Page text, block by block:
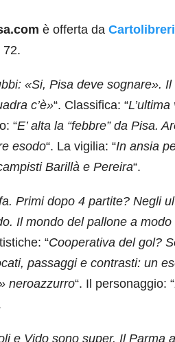
è offerta da
72.
«Si, Pisa deve sognare».
c’è»“. Classifica: “
“E’ alta la “febbre” da Pisa.
esodo“. La vigilia: “In ansia
Barillà e Pereira“.
Primi dopo 4 partite? Negli
Il mondo del pallone a
“Cooperativa del gol?
passaggi e contrasti: un
neroazzurro“. Il personaggio: “
e Vido sono super. Il Parma